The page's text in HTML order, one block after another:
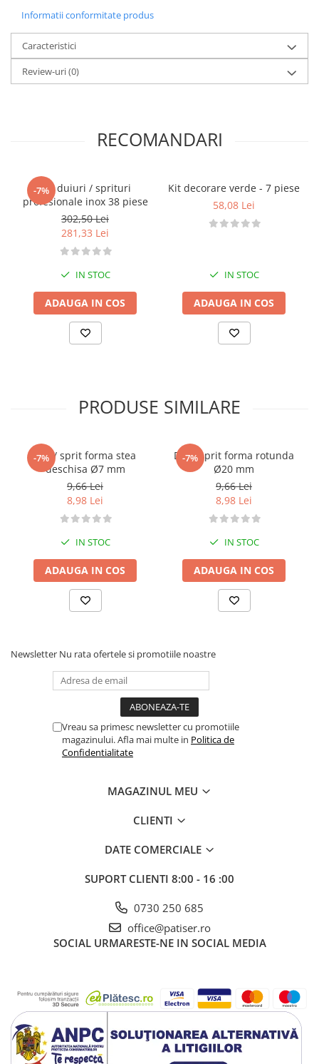
Informatii conformitate produs
Caracteristici
Review-uri(0)
RECOMANDARI
-7%
Set duiuri / sprituri
profesionale inox 38 piese
302,50 Lei
281,33 Lei
IN STOC
ADAUGA IN COS
Kit decorare verde - 7 piese
58,08 Lei
IN STOC
ADAUGA IN COS
PRODUSE SIMILARE
-7%
Dui / sprit forma stea
deschisa Ø7 mm
9,66 Lei
8,98 Lei
IN STOC
ADAUGA IN COS
-7%
Dui / sprit forma rotunda
Ø20 mm
9,66 Lei
8,98 Lei
IN STOC
ADAUGA IN COS
Newsletter Nu rata ofertele si promotiile noastre
Vreau sa primesc newsletter cu promotiile
magazinului. Afla mai multe in Politica de
Confidentialitate
MAGAZINUL MEU
CLIENTI
DATE COMERCIALE
SUPORT CLIENTI 8:00 - 16 :00
0730 250 685
office@patiser.ro
SOCIAL URMARESTE-NE IN SOCIAL MEDIA